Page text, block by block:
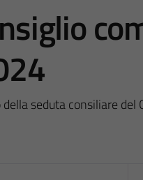
seduta consiliare